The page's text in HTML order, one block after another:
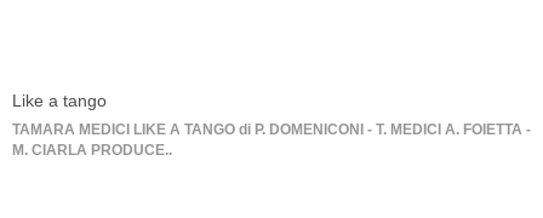
Like a tango
TAMARA MEDICI LIKE A TANGO di P. DOMENICONI - T. MEDICI A. FOIETTA -
M. CIARLA PRODUCE..